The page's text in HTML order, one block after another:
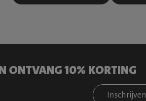
ONTVANG 10% KORTING
Inschrijven